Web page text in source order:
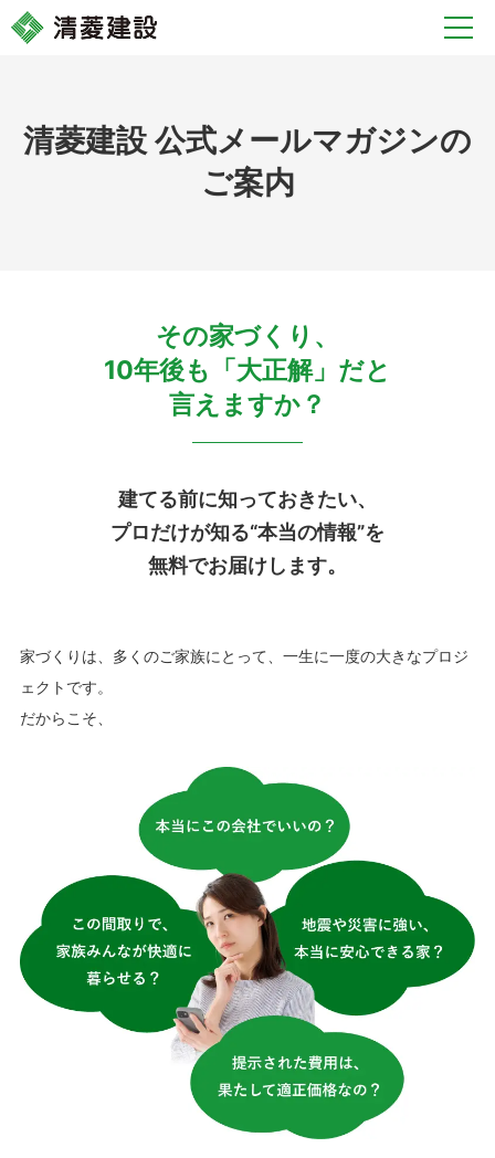
清菱建設 公式メールマガジンの
ご案内
その家づくり、
10年後も「大正解」だと
言えますか？
建てる前に知っておきたい、
プロだけが知る“本当の情報”を
無料でお届けします。
家づくりは、多くのご家族にとって、一生に一度の大きなプロジ
ェクトです。
だからこそ、